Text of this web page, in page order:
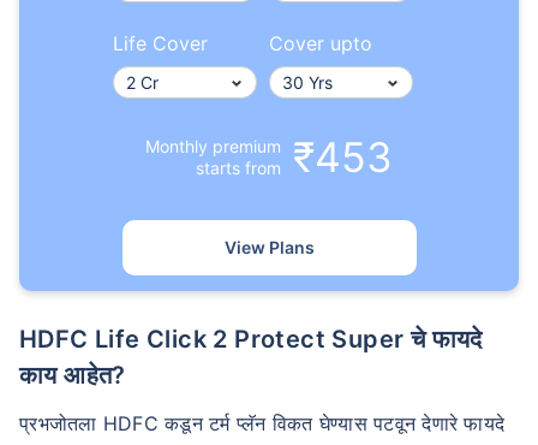
Life Cover Cover upto
Monthly premium
starts from
₹453
View Plans
HDFC Life Click 2 Protect Super चे फायदे
काय आहेत?
प्रभजोतला HDFC कडून टर्म प्लॅन विकत घेण्यास पटवून देणारे फायदे